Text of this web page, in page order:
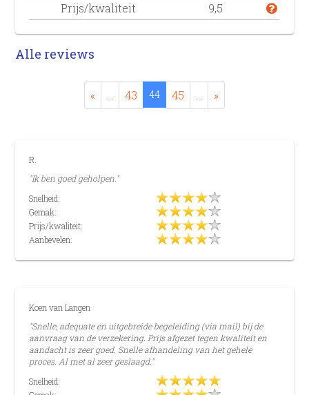
Prijs/kwaliteit
9,5
Alle reviews
« 43 44 45 »
R.
"Ik ben goed geholpen."
Snelheid:
Gemak:
Prijs/kwaliteit:
Aanbevelen:
Koen van Langen
"Snelle, adequate en uitgebreide begeleiding (via mail) bij de
aanvraag van de verzekering. Prijs afgezet tegen kwaliteit en
aandacht is zeer goed. Snelle afhandeling van het gehele
proces. Al met al zeer geslaagd."
Snelheid: